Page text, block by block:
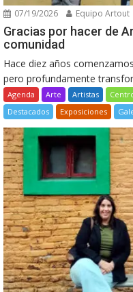
07/19/2026 Equipo Artout
Gracias por hacer de
comunidad
Hace diez años
pero profundamente
Agenda Arte Artistas
Destacados
Exposiciones